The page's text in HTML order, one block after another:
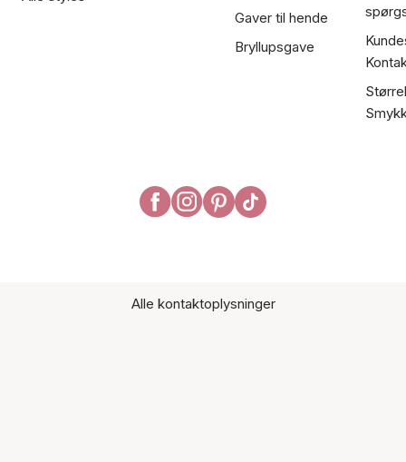
Gaver til hende
Bryllupsgave
Alle kontaktoplysninger